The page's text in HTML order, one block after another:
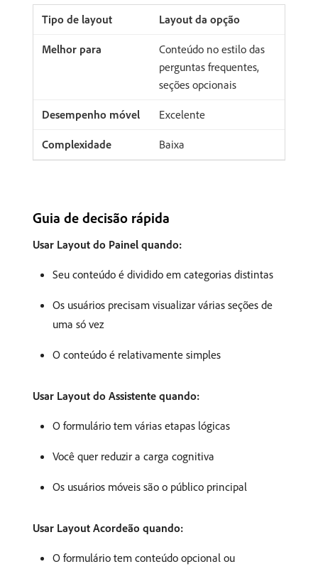
Layout da opção
Conteúdo no estilo das
perguntas frequentes,
seções opcionais
Excelente
Baixa
Guia de decisão rápida
Usar Layout do Painel quando:
Seu conteúdo é dividido em categorias distintas
Os usuários precisam visualizar várias seções de
uma só vez
O conteúdo é relativamente simples
Usar Layout do Assistente quando:
O formulário tem várias etapas lógicas
Você quer reduzir a carga cognitiva
Os usuários móveis são o público principal
Usar Layout Acordeão quando:
O formulário tem conteúdo opcional ou